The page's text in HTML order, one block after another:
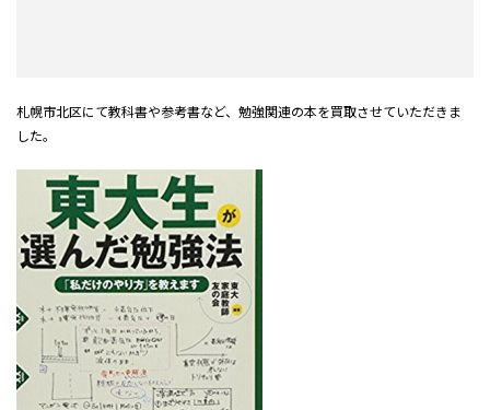
札幌市北区にて教科書や参考書など、勉強関連の本を買取させていただきま
した。